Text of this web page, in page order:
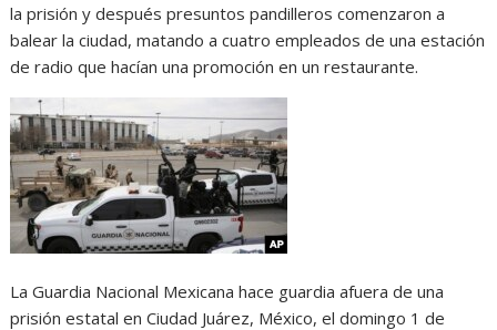
la prisión y después presuntos pandilleros comenzaron a
balear la ciudad, matando a cuatro empleados de una estación
de radio que hacían una promoción en un restaurante.
La Guardia Nacional Mexicana hace guardia afuera de una
prisión estatal en Ciudad Juárez, México, el domingo 1 de